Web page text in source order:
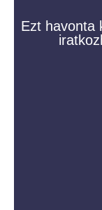
Ezt havonta